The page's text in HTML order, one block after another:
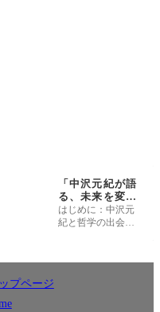
「中沢元紀が語
る、未来を変え
るための意外な
哲学とは？」
はじめに：中沢元
紀と哲学の出会い
にとって哲学者や
プページ